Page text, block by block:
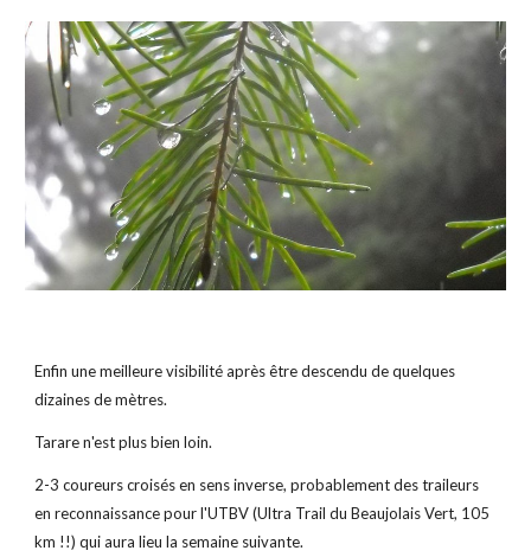
Enfin une meilleure visibilité après être descendu de quelques
dizaines de mètres.
Tarare n'est plus bien loin.
2-3 coureurs croisés en sens inverse, probablement des traileurs
en reconnaissance pour l'UTBV (Ultra Trail du Beaujolais Vert, 105
km !!) qui aura lieu la semaine suivante.